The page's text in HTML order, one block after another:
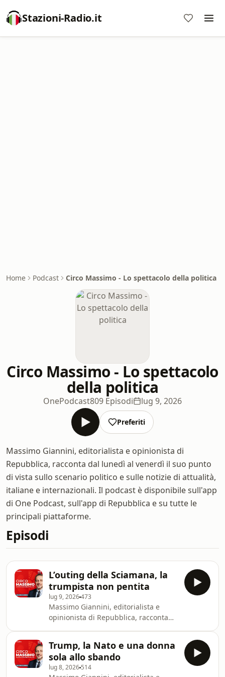
Stazioni-Radio.it
Home Podcast Circo Massimo - Lo spettacolo della politica
Circo Massimo - Lo spettacolo
della politica
OnePodcast809 Episodi lug 9, 2026
Preferiti
Massimo Giannini, editorialista e opinionista di
Repubblica, racconta dal lunedì al venerdì il suo punto
di vista sullo scenario politico e sulle notizie di attualità,
italiane e internazionali. Il podcast è disponibile sull'app
di One Podcast, sull'app di Repubblica e su tutte le
principali piattaforme.
Episodi
L’outing della Sciamana, la
trumpista non pentita
lug 9, 2026473
Massimo Giannini, editorialista e
opinionista di Repubblica, racconta
politico e sulle notizie di
attualit&#224;, italiane e
internazionali. "Circo Massimo - Lo
Trump, la Nato e una donna
sola allo sbando
lug 8, 2026 514